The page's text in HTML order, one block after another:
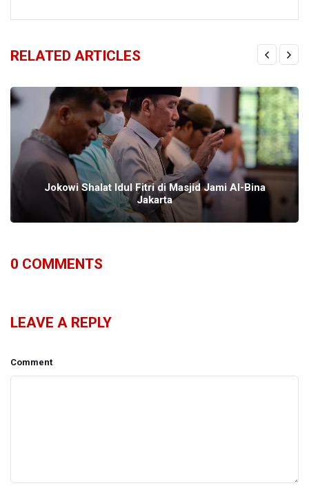
RELATED ARTICLES
Jokowi Shalat Idul Fitri di Masjid Jami Al-Bina
Jakarta
0 COMMENTS
LEAVE A REPLY
Comment